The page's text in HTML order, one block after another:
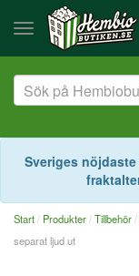
Sveriges
Start Produkter Tillbehör
separat ljud ut